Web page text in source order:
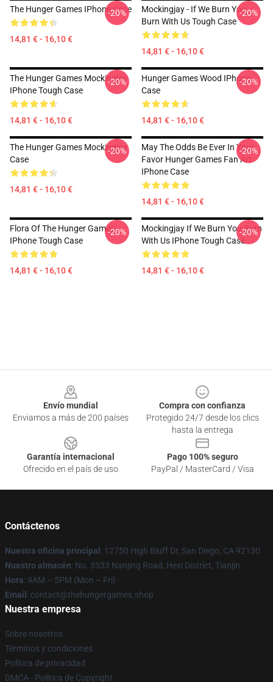
The Hunger Games IPhone Case
14,81 € - 16,10 €
-20%
Mockingjay - If We Burn You
Burn With Us Tough Case
14,81 € - 16,10 €
-20%
The Hunger Games Mockingjay
IPhone Tough Case
14,81 € - 16,10 €
-20%
Hunger Games Wood IPhone
Case
14,81 € - 16,10 €
-20%
The Hunger Games Mockingjay
Case
14,81 € - 16,10 €
-20%
May The Odds Be Ever In Your
Favor Hunger Games Fan Art
IPhone Case
14,81 € - 16,10 €
-20%
Flora Of The Hunger Games
IPhone Tough Case
14,81 € - 16,10 €
-20%
Mockingjay If We Burn You Burn
With Us IPhone Tough Case
14,81 € - 16,10 €
-20%
Envío mundial
Enviamos a más de 200 países
Compra con confianza
Protegido 24/7 desde los clics
hasta la entrega
Garantía internacional
Ofrecido en el país de uso
Pago 100% seguro
PayPal / MasterCard / Visa
Contáctenos
Nuestra oficina principal : 12750 High Bluff Dr, San Diego, CA 92130
Nuestro almacén: No. 3333 Nanjing Road, Hexi District, Tianjin
Hora: 9AM – 5PM (Mon – Fri)
Email : contact@thehungergames.shop
Nuestra empresa
Sobre nosotros
Términos y condiciones
Política de privacidad
DMCA - Política de Copyright